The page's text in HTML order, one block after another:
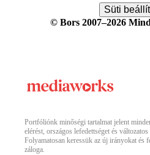
Süti
© Bors 2007–2026
Portfóliónk minőségi tartalmat jelent
elérést, országos lefedettséget és
Folyamatosan keressük az új irányokat és
záloga.